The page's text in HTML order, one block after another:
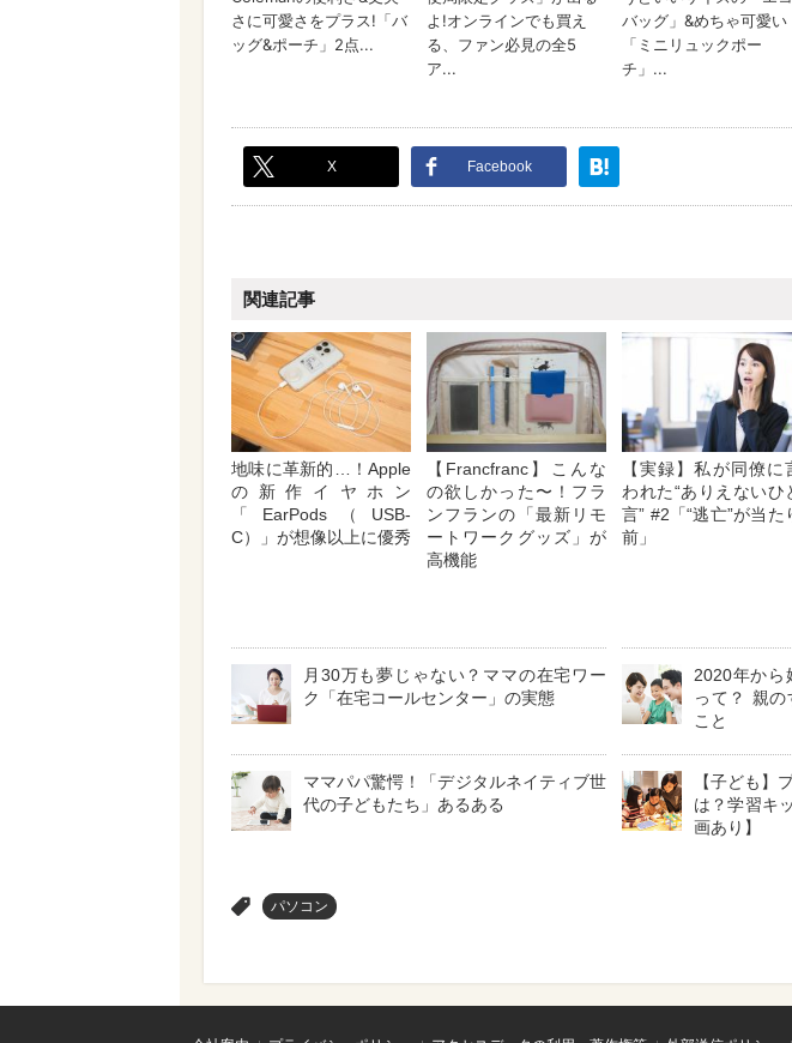
X Facebook
関連記事
地味に革新的…！Apple
の新作イヤホン
「EarPods（USB-
C）」が想像以上に優秀
【Francfranc】こんな
の欲しかった〜！フラ
ンフランの「最新リモ
ートワークグッズ」が
高機能
【実録】私が同僚に
われた“ありえないひ
言” #2「“逃亡”が当た
前」
月30万も夢じゃない？ママの在宅ワー
ク「在宅コールセンター」の実態
2020年から
って？ 親
こと
ママパパ驚愕！「デジタルネイティブ世
代の子どもたち」あるある
【子ども】
は？学習キ
画あり】
パソコン